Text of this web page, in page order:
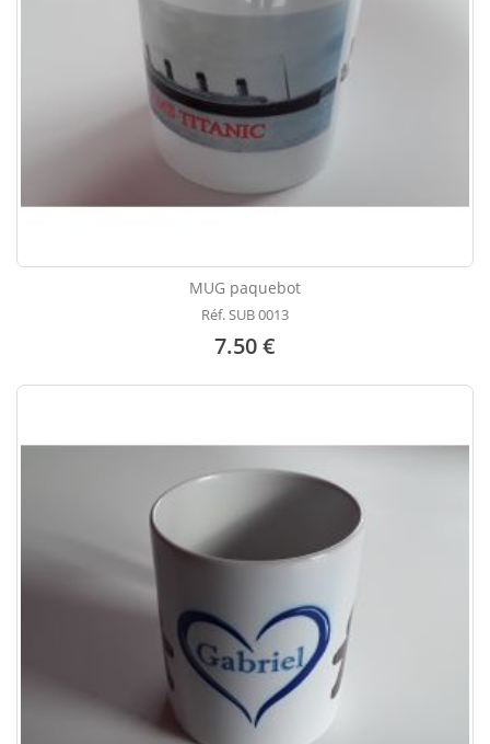
MUG paquebot
Réf. SUB 0013
7.50 €